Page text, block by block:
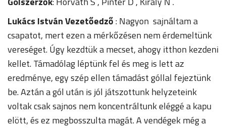
Lukács István Vezetőedző: Nagyon sajnáltam a
csapatot, mert ezen a mérkőzésen nem érdemeltünk
vereséget. Úgy kezdtük a mecset, ahogy itthon kezdeni
kellet. Támadólag léptünk fel és meg is lett az
eredménye, egy szép ellen támadást góllal fejeztünk
be. Aztán a gól után is jól játszottunk helyzeteink
voltak csak sajnos nem koncentráltunk eléggé a kapu
elött, és ez megbosszulta magát. A vendégek még a